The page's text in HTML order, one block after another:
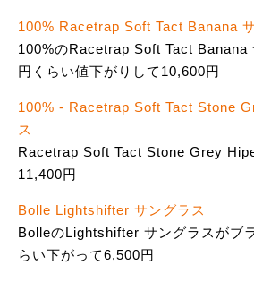
100% Racetrap Soft Tact Banana
100%のRacetrap Soft Tact Banana
円くらい値下がりして10,600円
100% - Racetrap Soft Tact Stone
ス
Racetrap Soft Tact Stone Grey
11,400円
Bolle Lightshifter サングラス
BolleのLightshifter サングラスがブ
らい下がって6,500円